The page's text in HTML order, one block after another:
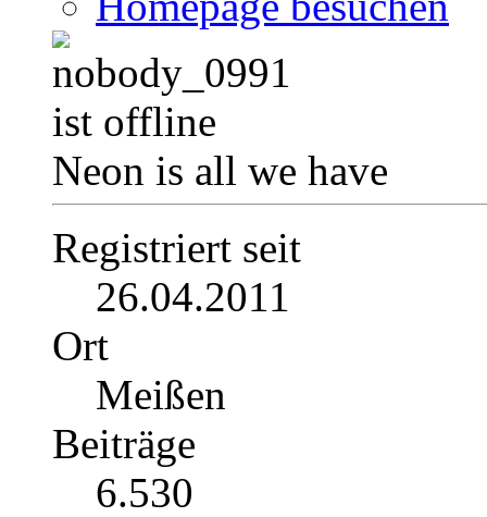
Neon is all we have
Registriert seit
26.04.2011
Ort
Meißen
Beiträge
6.530